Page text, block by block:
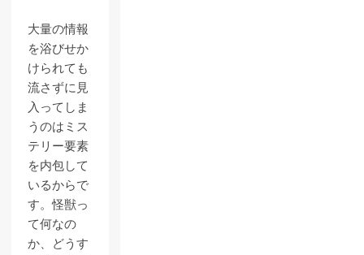
大量の情報
を浴びせか
けられても
流さずに見
入ってしま
うのはミス
テリー要素
を内包して
いるからで
す。怪獣っ
て何なの
か、どうす